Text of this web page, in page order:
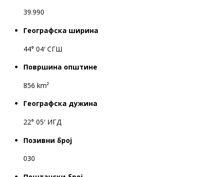
39.990
Географска ширина
44° 04′ СГШ
Површина општине
856 km²
Географска дужина
22° 05′ ИГД
Позивни број
030